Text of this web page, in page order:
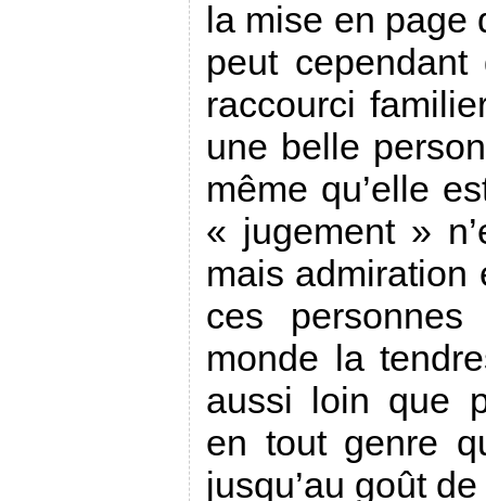
la mise en page
peut
raccourci
une belle
même qu’elle
« jugement »
mais admiration
ces
monde la
aussi loin que
en tout genre
jusqu’au goût